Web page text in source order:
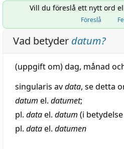
Vill du föreslå ett nytt ord
Föreslå
Vad betyder datum?
(uppgiftom)dag, månad
singularis avdata, se detta
datum el. datumet;
pl. datael. datum (i
pl. datael. datumen